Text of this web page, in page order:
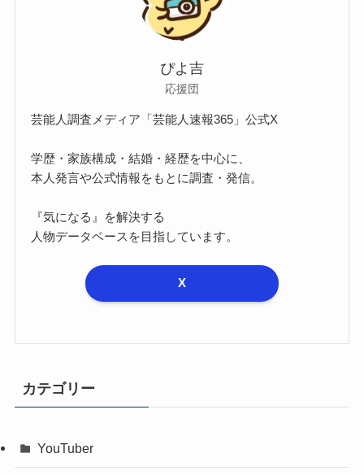
ぴよ吉
応援団
芸能人調査メディア「芸能人速報365」公式X
学歴・家族構成・結婚・経歴を中心に、
本人発言や公式情報をもとに調査・発信。
『気になる』を解決する
人物データベースを目指しています。
X
カテゴリー
YouTuber